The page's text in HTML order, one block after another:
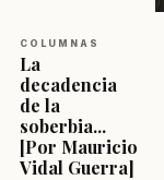
COLUMNAS
La
decadencia
de la
soberbia...
[Por Mauricio
Vidal Guerra]